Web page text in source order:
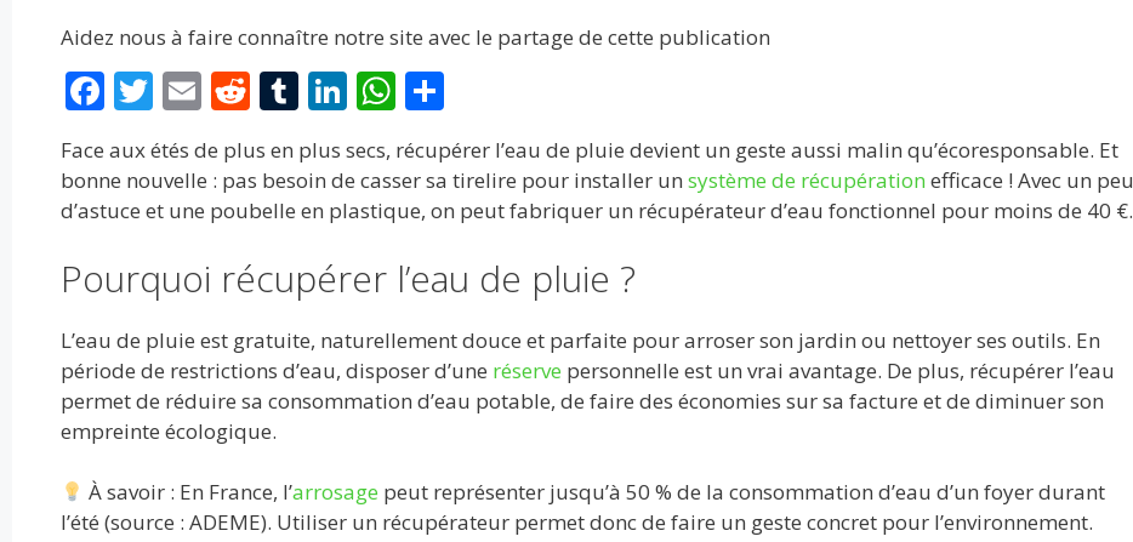
Aidez nous à faire connaître notre site avec le partage de cette publication
F
e
b
o
k
T
w
itt
er
E
m
ai
l
R
d
di
T
u
m
bl
Li
k
e
n
W
h
at
s
p
p
P
ar
ta
g
Face aux étés de plus en plus secs, récupérer l’eau de pluie devient un geste aussi malin qu’écoresponsable. Et
bonne nouvelle : pas besoin de casser sa tirelire pour installer un système de récupération efficace ! Avec un peu
d’astuce et une poubelle en plastique, on peut fabriquer un récupérateur d’eau fonctionnel pour moins de 40 €.
Pourquoi récupérer l’eau de pluie ?
L’eau de pluie est gratuite, naturellement douce et parfaite pour arroser son jardin ou nettoyer ses outils. En
période de restrictions d’eau, disposer d’une réserve personnelle est un vrai avantage. De plus, récupérer l’eau
permet de réduire sa consommation d’eau potable, de faire des économies sur sa facture et de diminuer son
empreinte écologique.
À savoir : En France, l’arrosage peut représenter jusqu’à 50 % de la consommation d’eau d’un foyer durant
l’été (source : ADEME). Utiliser un récupérateur permet donc de faire un geste concret pour l’environnement.